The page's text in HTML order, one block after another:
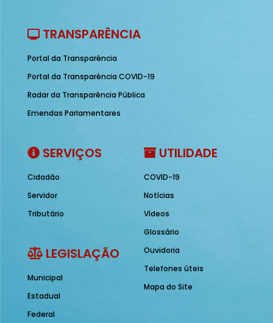
TRANSPARÊNCIA
Portal da Transparência
Portal da Transparência COVID-19
Radar da Transparência Pública
Emendas Parlamentares
SERVIÇOS
Cidadão
Servidor
Tributário
LEGISLAÇÃO
Municipal
Estadual
Federal
UTILIDADE
COVID-19
Notícias
Vídeos
Glossário
Ouvidoria
Telefones úteis
Mapa do Site